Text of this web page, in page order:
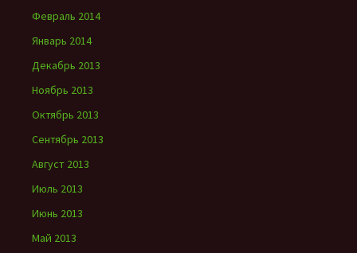
Февраль 2014
Январь 2014
Декабрь 2013
Ноябрь 2013
Октябрь 2013
Сентябрь 2013
Август 2013
Июль 2013
Июнь 2013
Май 2013